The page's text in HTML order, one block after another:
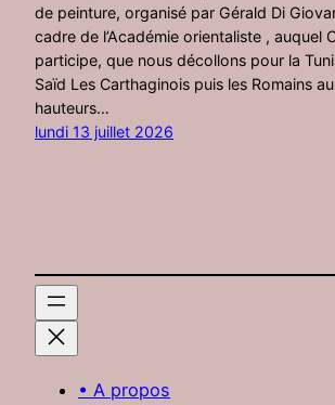
de peinture, organisé par Gérald Di
cadre de l’Académie orientaliste , auquel
participe, que nous décollons pour la
Saïd Les Carthaginois puis les Romains
hauteurs…
lundi 13 juillet 2026
• A propos